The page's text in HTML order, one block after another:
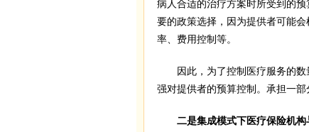
病人合适的治疗方案时所受到的
要的政策选择，因为提供者可能
率、费用控制等。
因此，为了控制医疗服务的数
强对提供者的预算控制。承担一
二是集成模式下医疗保险机构